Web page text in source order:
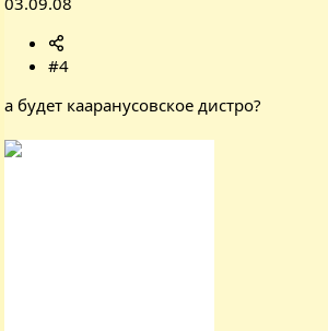
#4
а будет кааранусовское дистро?